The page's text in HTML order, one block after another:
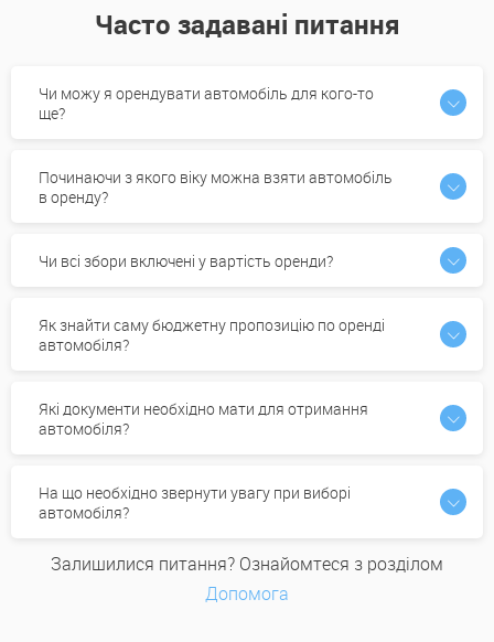
Часто задавані питання
Чи можу я орендувати автомобіль для кого-то
ще?
Починаючи з якого віку можна взяти автомобіль
в оренду?
Чи всі збори включені у вартість оренди?
Як знайти саму бюджетну пропозицію по оренді
автомобіля?
Які документи необхідно мати для отримання
автомобіля?
На що необхідно звернути увагу при виборі
автомобіля?
Залишилися питання? Ознайомтеся з розділом
Допомога